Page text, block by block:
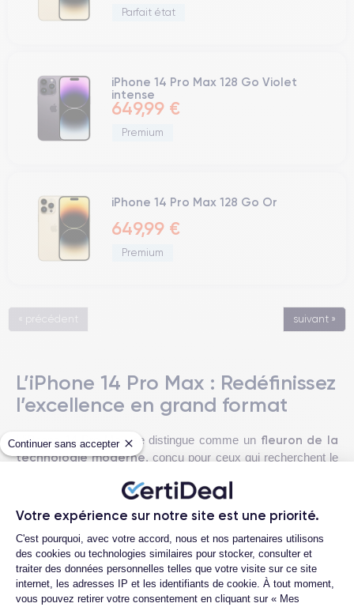
Continuer sans accepter
Votre expérience sur notre site est une priorité.
Plateforme de Gestion du
C'est pourquoi, avec votre accord, nous et nos partenaires utilisons
des cookies ou technologies similaires pour stocker, consulter et
traiter des données personnelles telles que votre visite sur ce site
internet, les adresses IP et les identifiants de cookie. À tout moment,
vous pouvez retirer votre consentement en cliquant sur « Mes
Parfait état
iPhone 14 Pro Max 128 Go Violet
intense
649,99 €
Premium
iPhone 14 Pro Max 128 Go Or
649,99 €
Premium
« précédent suivant »
L’iPhone 14 Pro Max : Redéfinissez
l’excellence en grand format
L'iPhone 14 Pro Max se distingue comme un fleuron de la
technologie moderne, conçu pour ceux qui recherchent le
élégant. Lancé en septembre 2022, ce modèle est prêt à
transformer votre expérience mobile.
Doté d'un écranSuper Retina XDR de6,7 poucesavec la
technologie ProMotion pour une fluidité exemplaire, ce
modèle offre une résolution époustouflante de 2796 x 1290
pixels. Il est propulsé par la puceA16 Bionic , qui garantit une
Voir plus